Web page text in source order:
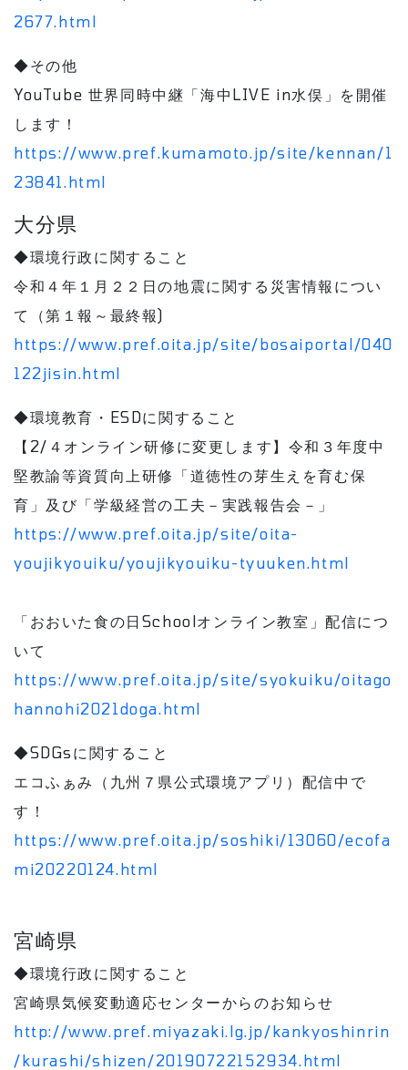
2677.html
◆その他
YouTube 世界同時中継「海中LIVE in水俣」を開催
します！
https://www.pref.kumamoto.jp/site/kennan/1
23841.html
大分県
◆環境行政に関すること
令和４年１月２２日の地震に関する災害情報につい
て（第１報～最終報)
https://www.pref.oita.jp/site/bosaiportal/040
122jisin.html
◆環境教育・ESDに関すること
【2/４オンライン研修に変更します】令和３年度中
堅教諭等資質向上研修「道徳性の芽生えを育む保
育」及び「学級経営の工夫－実践報告会－」
https://www.pref.oita.jp/site/oita-
youjikyouiku/youjikyouiku-tyuuken.html
「おおいた食の日Schoolオンライン教室」配信につ
いて
https://www.pref.oita.jp/site/syokuiku/oitago
hannohi2021doga.html
◆SDGsに関すること
エコふぁみ（九州７県公式環境アプリ）配信中で
す！
https://www.pref.oita.jp/soshiki/13060/ecofa
mi20220124.html
宮崎県
◆環境行政に関すること
宮崎県気候変動適応センターからのお知らせ
http://www.pref.miyazaki.lg.jp/kankyoshinrin
/kurashi/shizen/20190722152934.html